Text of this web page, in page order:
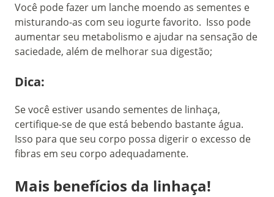
Você pode fazer um lanche moendo as sementes e
misturando-as com seu iogurte favorito. Isso pode
aumentar seu metabolismo e ajudar na sensação de
saciedade, além de melhorar sua digestão;
Dica:
Se você estiver usando sementes de linhaça,
certifique-se de que está bebendo bastante água.
Isso para que seu corpo possa digerir o excesso de
fibras em seu corpo adequadamente.
Mais benefícios da linhaça!